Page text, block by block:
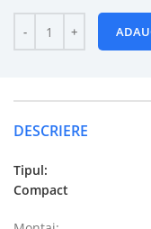
DESCRIERE
Tipul:
Compact